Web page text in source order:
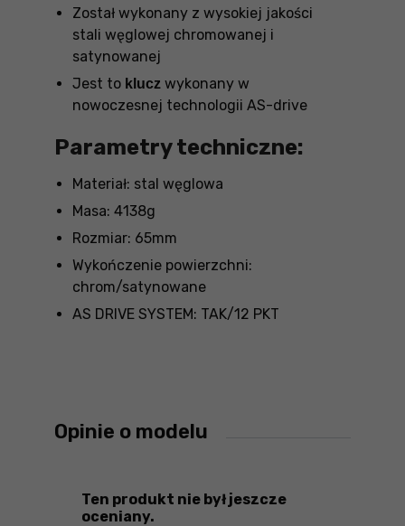
Został wykonany z wysokiej jakości
stali węglowej chromowanej i
satynowanej
Jest to klucz wykonany w
nowoczesnej technologii AS-drive
Parametry techniczne:
Materiał: stal węglowa
Masa: 4138g
Rozmiar: 65mm
Wykończenie powierzchni:
chrom/satynowane
AS DRIVE SYSTEM: TAK/12 PKT
Opinie o modelu
Ten produkt nie był jeszcze
oceniany.